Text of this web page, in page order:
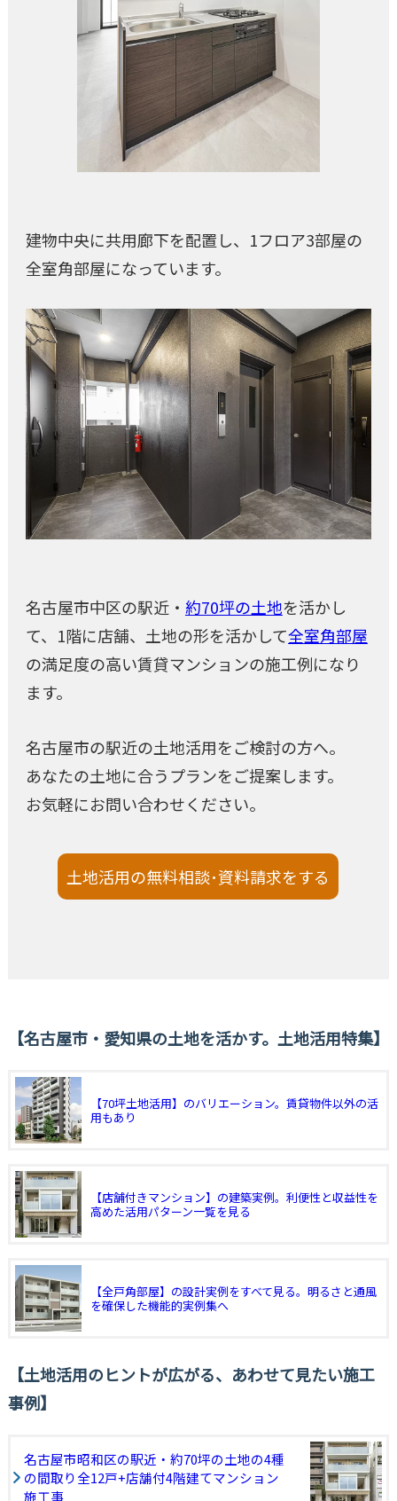
建物中央に共用廊下を配置し、1フロア3部屋の
全室角部屋になっています。
名古屋市中区の駅近・ 約70坪の土地を活かし
て、1階に店舗、土地の形を活かして全室角部屋
の満足度の高い賃貸マンションの施工例になり
ます。
名古屋市の駅近の土地活用をご検討の方へ。
あなたの土地に合うプランをご提案します。
お気軽にお問い合わせください。
土地活用の無料相談･資料請求をする
名古屋市・愛知県の土地を活かす。土地活用特集
【70坪土地活用】のバリエーション。賃貸物件以外の活
用もあり
【店舗付きマンション】の建築実例。利便性と収益性を
高めた活用パターン一覧を見る
【全戸角部屋】の設計実例をすべて見る。明るさと通風
を確保した機能的実例集へ
土地活用のヒントが広がる、あわせて見たい施工
事例
名古屋市昭和区の駅近・約70坪の土地の4種
の間取り全12戸+店舗付4階建てマンション
施工事